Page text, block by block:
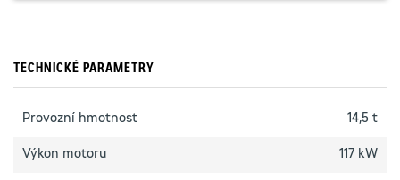
TECHNICKÉ PARAMETRY
Provozní hmotnost 14,5 t
Výkon motoru 117 kW